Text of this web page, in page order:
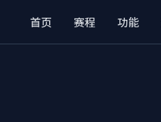
首页 赛程 功能